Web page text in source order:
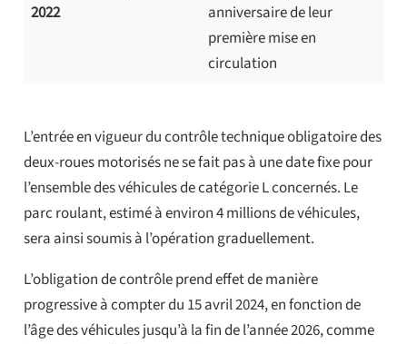
2022
anniversaire de leur
première mise en
circulation
L’entrée en vigueur du contrôle technique obligatoire des
deux-roues motorisés ne se fait pas à une date fixe pour
l’ensemble des véhicules de catégorie L concernés. Le
parc roulant, estimé à environ 4 millions de véhicules,
sera ainsi soumis à l’opération graduellement.
L’obligation de contrôle prend effet de manière
progressive à compter du 15 avril 2024, en fonction de
l’âge des véhicules jusqu’à la fin de l’année 2026, comme